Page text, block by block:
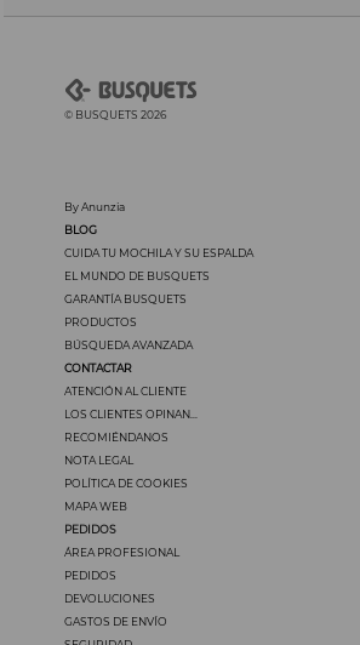
© BUSQUETS 2026
By Anunzia
BLOG
CUIDA TU MOCHILA Y SU ESPALDA
EL MUNDO DE BUSQUETS
GARANTÍA BUSQUETS
PRODUCTOS
BÚSQUEDA AVANZADA
CONTACTAR
ATENCIÓN AL CLIENTE
LOS CLIENTES OPINAN...
RECOMIÉNDANOS
NOTA LEGAL
POLÍTICA DE COOKIES
MAPA WEB
PEDIDOS
ÁREA PROFESIONAL
PEDIDOS
DEVOLUCIONES
GASTOS DE ENVÍO